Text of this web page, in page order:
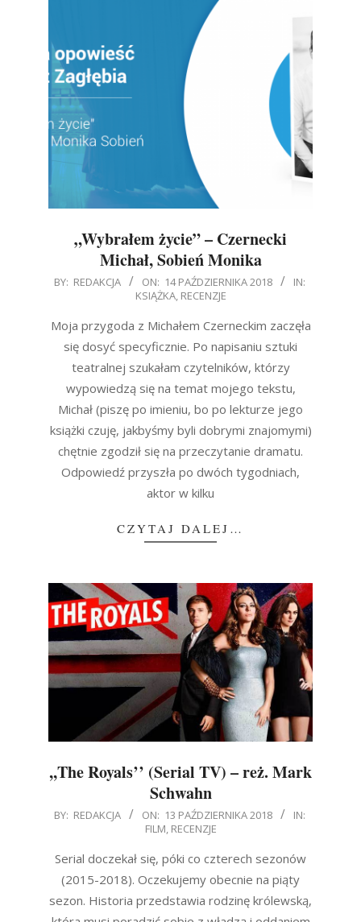
„Wybrałem życie” – Czernecki
Michał, Sobień Monika
2018-
14
BY: REDAKCJA ON: 14 PAŹDZIERNIKA 2018
IN:
KSIĄŻKA, RECENZJE
Moja przygoda z Michałem Czerneckim zaczęła
się dosyć specyficznie. Po napisaniu sztuki
teatralnej szukałam czytelników, którzy
wypowiedzą się na temat mojego tekstu,
Michał (piszę po imieniu, bo po lekturze jego
książki czuję, jakbyśmy byli dobrymi znajomymi)
chętnie zgodził się na przeczytanie dramatu.
Odpowiedź przyszła po dwóch tygodniach,
aktor w kilku
CZYTAJ DALEJ…
,,The Royals’’ (Serial TV) – reż. Mark
Schwahn
2018-
13
BY: REDAKCJA ON: 13 PAŹDZIERNIKA 2018
IN:
FILM, RECENZJE
Serial doczekał się, póki co czterech sezonów
(2015-2018). Oczekujemy obecnie na piąty
sezon. Historia przedstawia rodzinę królewską,